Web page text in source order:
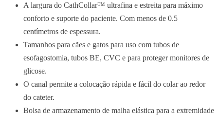
A largura do CathCollar™ ultrafina e estreita para máximo
conforto e suporte do paciente. Com menos de 0.5
centímetros de espessura.
Tamanhos para cães e gatos para uso com tubos de
esofagostomia, tubos BE, CVC e para proteger monitores de
glicose.
O canal permite a colocação rápida e fácil do colar ao redor
do cateter.
Bolsa de armazenamento de malha elástica para a extremidade